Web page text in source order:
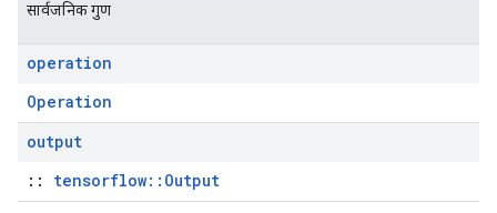
सार्वजनिक गुण
operation
Operation
output
:: tensorflow::Output